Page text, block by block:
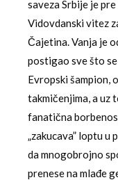
saveza Srbije je
Vidovdanski vitez
Čajetina. Vanja je
postigao sve što
Evropski šampion,
takmičenjima, a uz
fanatična
„zakucava” loptu
da mnogobrojno
prenese na mlađe